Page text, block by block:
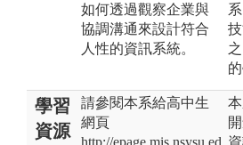
如何透過觀察企業與
協調溝通來設計符合
人性的資訊系統。
學習
資源
請參閱本系給高中生
網頁
http://epage.mis.nsysu.ed